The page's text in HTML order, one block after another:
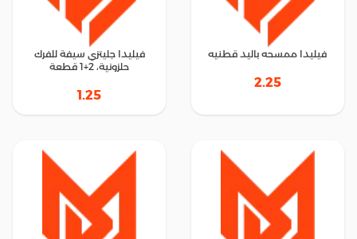
فيليدا ممسحه باليد قطنيه
2.25
فيليدا جليتزي سيفة للفرك
حلزونية، 2+1 قطعة
1.25